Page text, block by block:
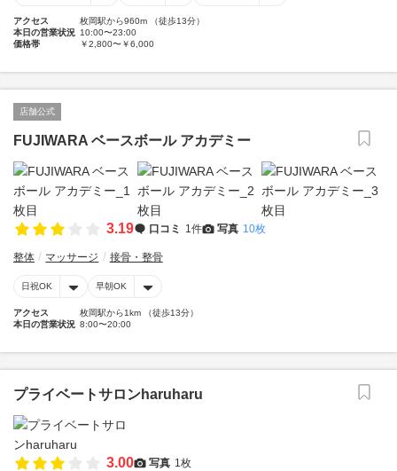
アクセス
枚岡駅から960m （徒歩13分）
本日の営業状況 10:00〜23:00
価格帯
￥2,800〜￥6,000
店舗公式
FUJIWARA ベースボール アカデミー
3.19 口コミ 1件 写真 10枚
整体 マッサージ 接骨・整骨
日祝OK 早朝OK
アクセス
枚岡駅から1km （徒歩13分）
本日の営業状況 8:00〜20:00
プライベートサロンharuharu
3.00 写真 1枚